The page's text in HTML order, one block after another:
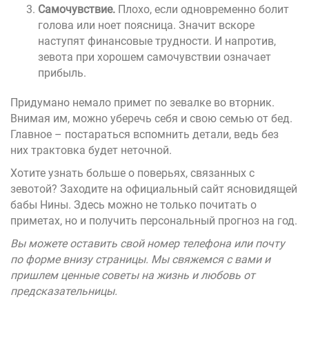
Самочувствие. Плохо, если одновременно болит
голова или ноет поясница. Значит вскоре
наступят финансовые трудности. И напротив,
зевота при хорошем самочувствии означает
прибыль.
Придумано немало примет по зевалке во вторник.
Внимая им, можно уберечь себя и свою семью от бед.
Главное – постараться вспомнить детали, ведь без
них трактовка будет неточной.
Хотите узнать больше о поверьях, связанных с
зевотой? Заходите на официальный сайт ясновидящей
бабы Нины. Здесь можно не только почитать о
приметах, но и получить персональный прогноз на год.
Вы можете оставить свой номер телефона или почту
по форме внизу страницы. Мы свяжемся с вами и
пришлем ценные советы на жизнь и любовь от
предсказательницы.